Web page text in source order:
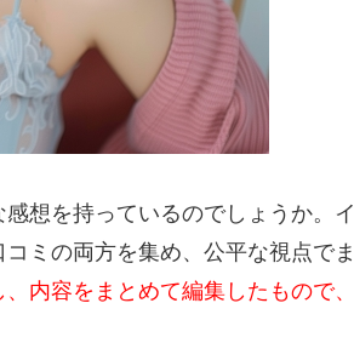
想を持っているのでしょうか。イ
ミの両方を集め、公平な視点でま
内容をまとめて編集したもので、